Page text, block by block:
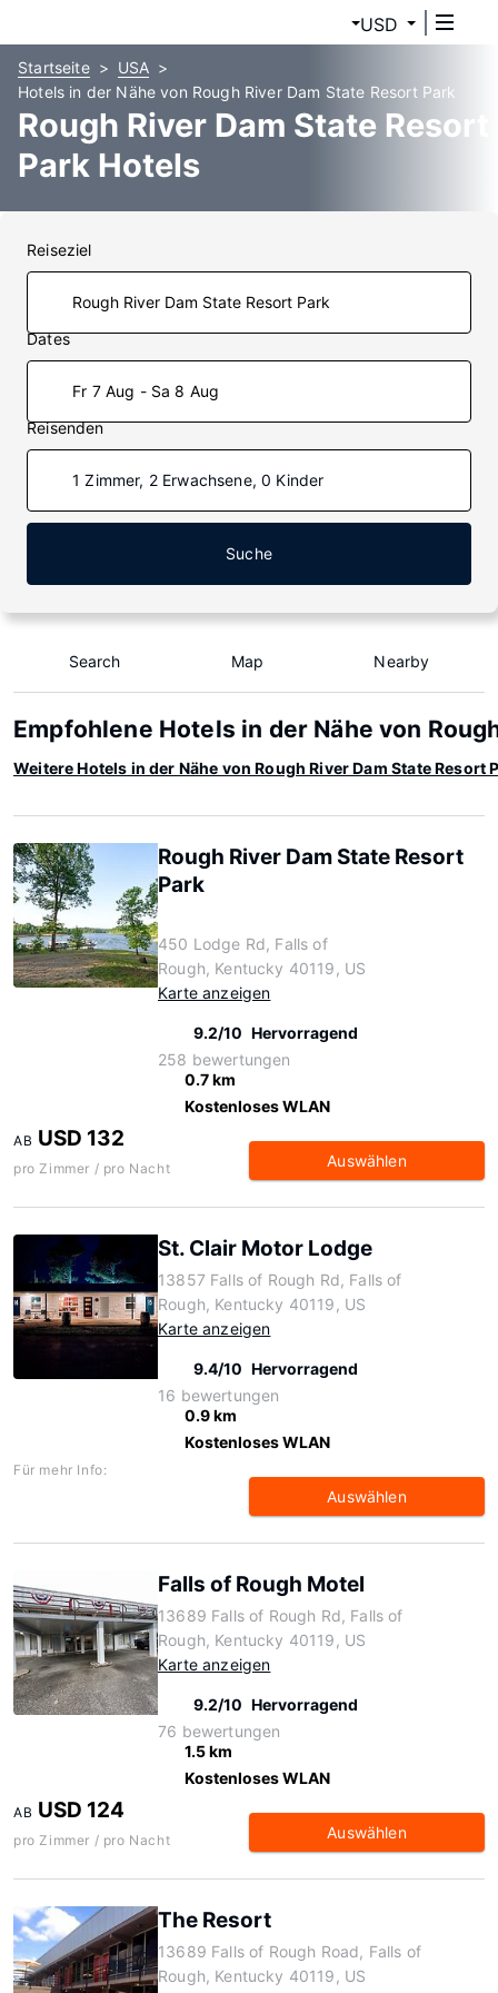
USD
Startseite
USA
Hotels in der Nähe von Rough River Dam State Resort Park
Rough River Dam State Resort
Park Hotels
Reiseziel
Dates
Fr 7 Aug - Sa 8 Aug
Reisenden
1 Zimmer, 2 Erwachsene, 0 Kinder
Suche
Search Map Nearby
Empfohlene Hotels in der Nähe von
Weitere Hotels in der Nähe von Rough River Dam State Resort
Rough River Dam State Resort
Park
450 Lodge Rd, Falls of
Rough, Kentucky 40119, US
Karte anzeigen
9.2/10 Hervorragend
258 bewertungen
0.7 km
Kostenloses WLAN
AB USD 132
pro Zimmer / pro Nacht Auswählen
St. Clair Motor Lodge
13857 Falls of Rough Rd, Falls of
Rough, Kentucky 40119, US
Karte anzeigen
9.4/10 Hervorragend
16 bewertungen
0.9 km
Kostenloses WLAN
Für mehr Info:
Auswählen
Falls of Rough Motel
13689 Falls of Rough Rd, Falls of
Rough, Kentucky 40119, US
Karte anzeigen
9.2/10 Hervorragend
76 bewertungen
1.5 km
Kostenloses WLAN
AB USD 124
pro Zimmer / pro Nacht Auswählen
The Resort
13689 Falls of Rough Road, Falls of
Rough, Kentucky 40119, US